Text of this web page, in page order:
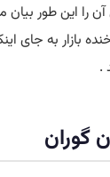
را این طور بیان
بازار به جای
.
گوران